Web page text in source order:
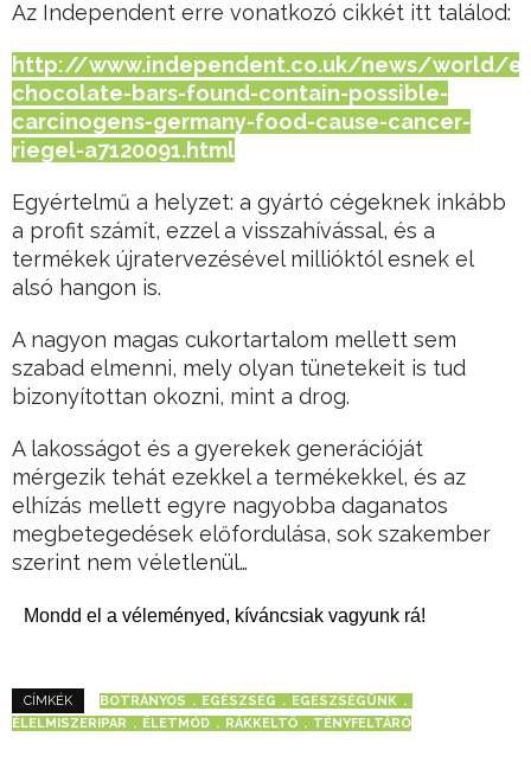
Az Independent erre vonatkozó cikkét itt találod:
http://www.independent.co.uk/news/world/
chocolate-bars-found-contain-possible-
carcinogens-germany-food-cause-cancer-
riegel-a7120091.html
Egyértelmű a helyzet: a gyártó cégeknek inkább
a profit számít, ezzel a visszahívással, és a
termékek újratervezésével millióktól esnek el
alsó hangon is.
A nagyon magas cukortartalom mellett sem
szabad elmenni, mely olyan tünetekeit is tud
bizonyítottan okozni, mint a drog.
A lakosságot és a gyerekek generációját
mérgezik tehát ezekkel a termékekkel, és az
elhízás mellett egyre nagyobba daganatos
megbetegedések előfordulása, sok szakember
szerint nem véletlenül…
Mondd el a véleményed, kíváncsiak vagyunk rá!
CÍMKÉK BOTRÁNYOS EGÉSZSÉG
EGÉSZSÉGÜNK
ÉLELMISZERIPAR
ÉLETMÓD RÁKKELTŐ TÉNYFELTÁRÓ